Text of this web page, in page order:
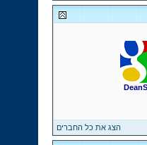
הצג את כל החברים